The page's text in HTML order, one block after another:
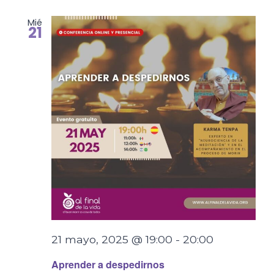
Mié
21
Aprender a despedirnos
21 mayo, 2025 @ 19:00 - 20:00